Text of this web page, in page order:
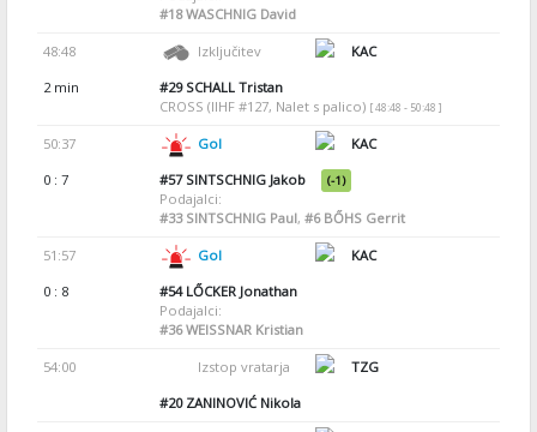
#18WASCHNIG David
48:48 Izključitev
KAC
2 min
#29SCHALL Tristan
CROSS (IIHF #127, Nalet s palico) [ 48:48 - 50:48 ]
50:37 Gol
KAC
0 : 7
#57SINTSCHNIG Jakob (-1)
Podajalci:
#33SINTSCHNIG Paul, #6BŐHS Gerrit
51:57 Gol
KAC
0 : 8
#54LŐCKER Jonathan
Podajalci:
#36WEISSNAR Kristian
54:00 Izstop vratarja
TZG
#20ZANINOVIĆ Nikola